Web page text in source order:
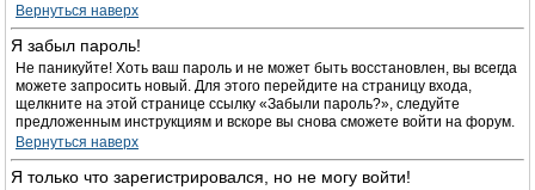
Вернуться наверх
Я забыл пароль!
Не паникуйте! Хоть ваш пароль и не может быть восстановлен, вы всегда
можете запросить новый. Для этого перейдите на страницу входа,
щелкните на этой странице ссылку «Забыли пароль?», следуйте
предложенным инструкциям и вскоре вы снова сможете войти на форум.
Вернуться наверх
Я только что зарегистрировался, но не могу войти!